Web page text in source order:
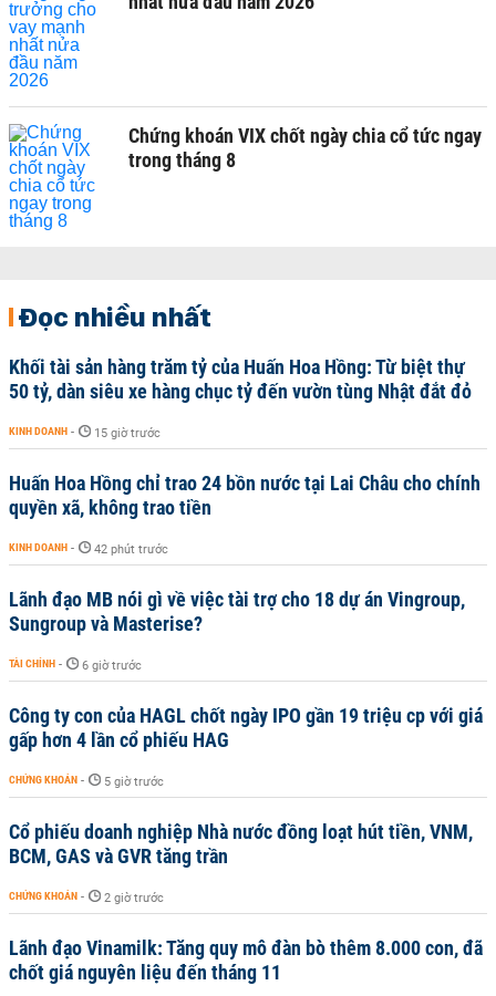
Chứng khoán VIX chốt ngày chia cổ tức ngay
trong tháng 8
Đọc nhiều nhất
Khối tài sản hàng trăm tỷ của Huấn Hoa Hồng: Từ biệt thự
50 tỷ, dàn siêu xe hàng chục tỷ đến vườn tùng Nhật đắt đỏ
KINH DOANH - 15 giờ trước
Huấn Hoa Hồng chỉ trao 24 bồn nước tại Lai Châu cho chính
quyền xã, không trao tiền
KINH DOANH - 42 phút trước
Lãnh đạo MB nói gì về việc tài trợ cho 18 dự án Vingroup,
Sungroup và Masterise?
TÀI CHÍNH - 6 giờ trước
Công ty con của HAGL chốt ngày IPO gần 19 triệu cp với giá
gấp hơn 4 lần cổ phiếu HAG
CHỨNG KHOÁN - 5 giờ trước
Cổ phiếu doanh nghiệp Nhà nước đồng loạt hút tiền, VNM,
BCM, GAS và GVR tăng trần
CHỨNG KHOÁN - 2 giờ trước
Lãnh đạo Vinamilk: Tăng quy mô đàn bò thêm 8.000 con, đã
chốt giá nguyên liệu đến tháng 11